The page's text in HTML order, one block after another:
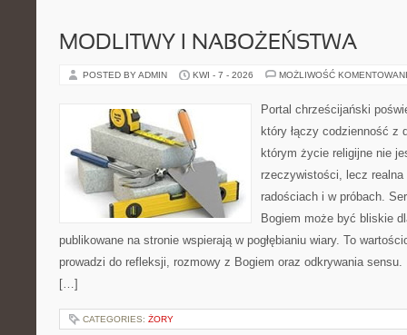
MODLITWY I NABOŻEŃSTWA
POSTED BY ADMIN KWI - 7 - 2026 MOŻLIWOŚĆ
Portal chrześcijański
który łączy codzienność z
którym życie religijne nie
rzeczywistości, lecz
radościach i w próbach.
Bogiem może być bliskie
publikowane na stronie wspierają w pogłębianiu wiary. To
prowadzi do refleksji, rozmowy z Bogiem oraz odkrywania sensu.
[…]
CATEGORIES: ŻORY